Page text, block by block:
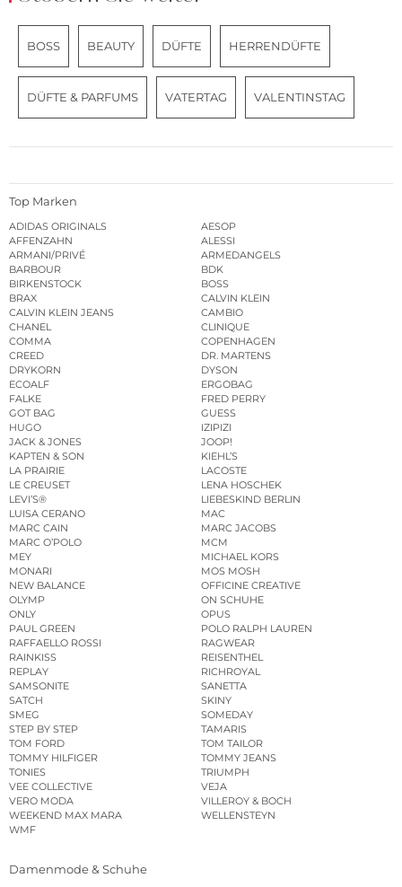
BOSS BEAUTY DÜFTE HERRENDÜFTE
DÜFTE & PARFUMS VATERTAG VALENTINSTAG
Top Marken
ADIDAS ORIGINALS
AESOP
AFFENZAHN
ALESSI
ARMANI/PRIVÉ
ARMEDANGELS
BARBOUR
BDK
BIRKENSTOCK
BOSS
BRAX
CALVIN KLEIN
CALVIN KLEIN JEANS
CAMBIO
CHANEL
CLINIQUE
COMMA
COPENHAGEN
CREED
DR. MARTENS
DRYKORN
DYSON
ECOALF
ERGOBAG
FALKE
FRED PERRY
GOT BAG
GUESS
HUGO
IZIPIZI
JACK & JONES
JOOP!
KAPTEN & SON
KIEHL’S
LA PRAIRIE
LACOSTE
LE CREUSET
LENA HOSCHEK
LEVI’S®
LIEBESKIND BERLIN
LUISA CERANO
MAC
MARC CAIN
MARC JACOBS
MARC O’POLO
MCM
MEY
MICHAEL KORS
MONARI
MOS MOSH
NEW BALANCE
OFFICINE CREATIVE
OLYMP
ON SCHUHE
ONLY
OPUS
PAUL GREEN
POLO RALPH LAUREN
RAFFAELLO ROSSI
RAGWEAR
RAINKISS
REISENTHEL
REPLAY
RICHROYAL
SAMSONITE
SANETTA
SATCH
SKINY
SMEG
SOMEDAY
STEP BY STEP
TAMARIS
TOM FORD
TOM TAILOR
TOMMY HILFIGER
TOMMY JEANS
TONIES
TRIUMPH
VEE COLLECTIVE
VEJA
VERO MODA
VILLEROY & BOCH
WEEKEND MAX MARA
WELLENSTEYN
WMF
Damenmode & Schuhe